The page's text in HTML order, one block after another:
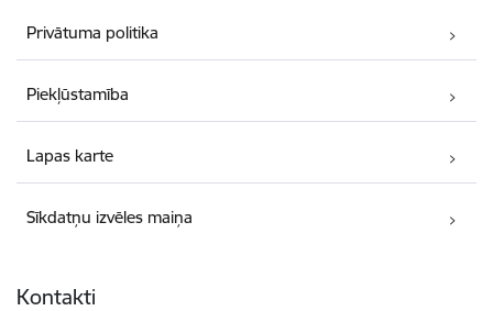
Privātuma politika
Piekļūstamība
Lapas karte
Sīkdatņu izvēles maiņa
Kontakti